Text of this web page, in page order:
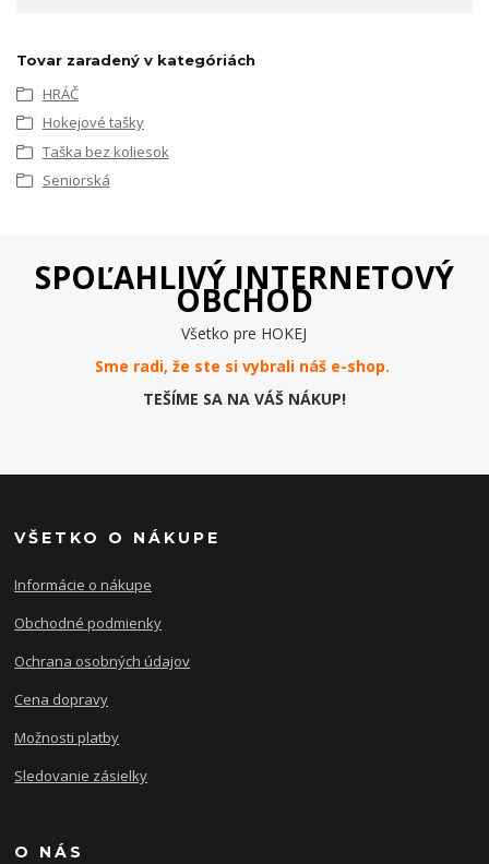
Tovar zaradený v kategóriách
HRÁČ
Hokejové tašky
Taška bez koliesok
Seniorská
SPOĽAHLIVÝ INTERNETOVÝ
OBCHOD
Všetko pre HOKEJ
Sme radi, že ste si vybrali náš e-shop.
TEŠÍME SA NA VÁŠ NÁKUP!
VŠETKO O NÁKUPE
Informácie o nákupe
Obchodné podmienky
Ochrana osobných údajov
Cena dopravy
Možnosti platby
Sledovanie zásielky
O NÁS